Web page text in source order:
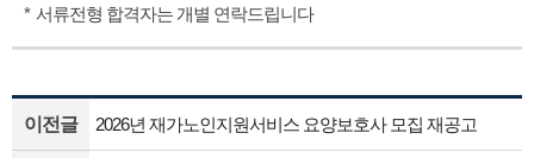
* 서류전형 합격자는 개별 연락드립니다
이전글 2026년 재가노인지원서비스 요양보호사 모집 재공고